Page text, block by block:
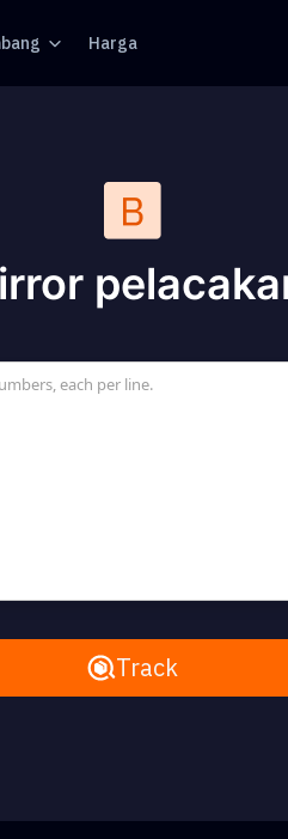
Harga
each per line.
Remove AllTrack